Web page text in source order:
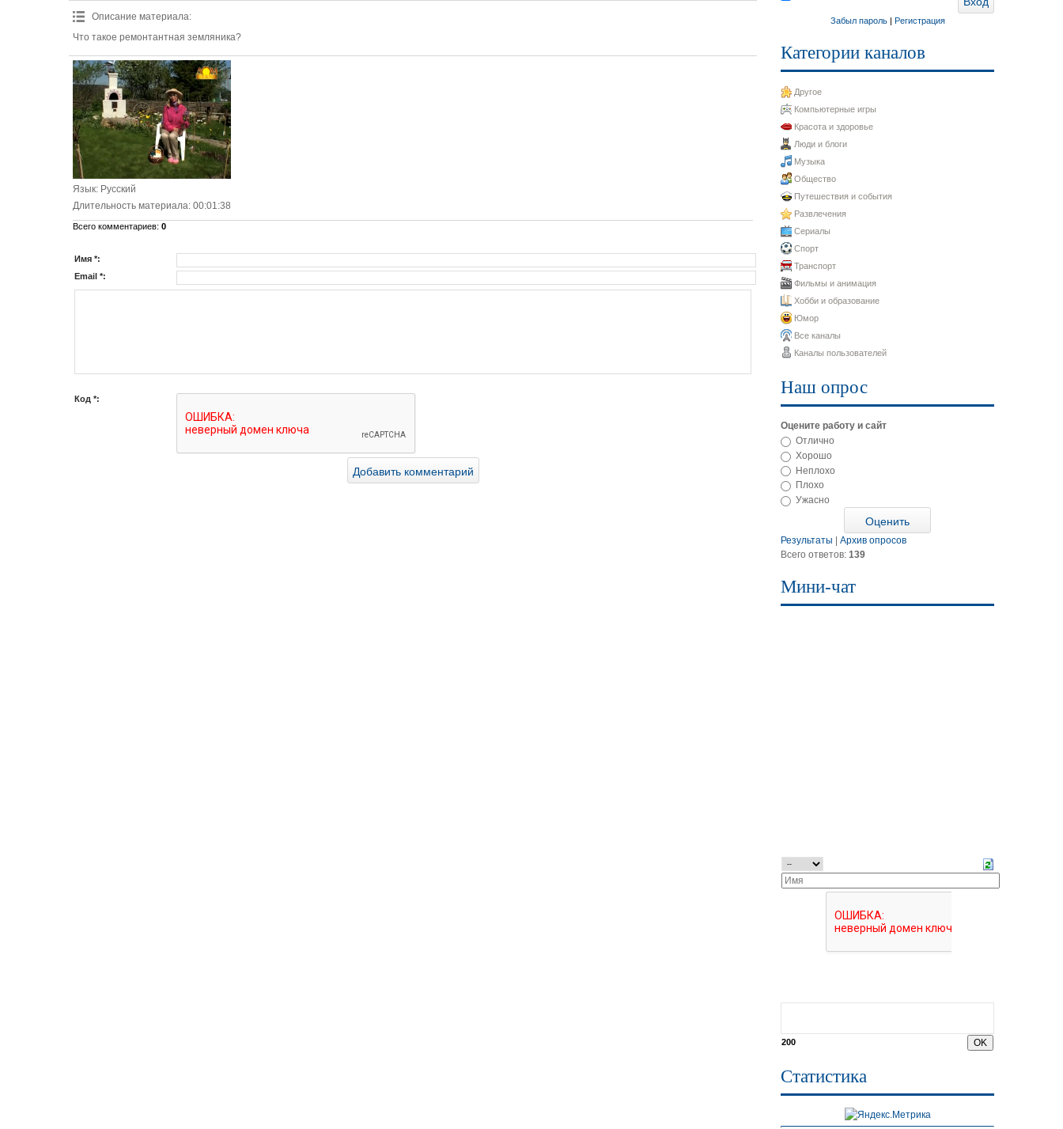
Описание материала:
Что такое ремонтантная земляника?
Язык: Русский
Длительность материала: 00:01:38
Всего комментариев: 0
Имя *:
Email *:
Код *:
Забыл пароль| Регистрация
Категории каналов
Другое
Компьютерные игры
Красота и здоровье
Люди и блоги
Музыка
Общество
Путешествия и события
Развлечения
Сериалы
Спорт
Транспорт
Фильмы и анимация
Хобби и образование
Юмор
Все каналы
Каналы пользователей
Наш опрос
Оцените работу и сайт
Отлично
Хорошо
Неплохо
Плохо
Ужасно
Результаты
Архив опросов
Всего ответов: 139
Мини-чат
200
Статистика